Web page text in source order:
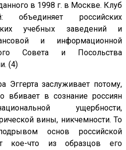
в 1998 г. в Москве. Клуб
объединяет российских
учебных заведений и
и информационной
Совета и Посольства
(4)
Эггерта заслуживает потому,
вбивает в сознание россиян
ущербности,
вины, никчемности. То
основ российской
кое-что из образцов его